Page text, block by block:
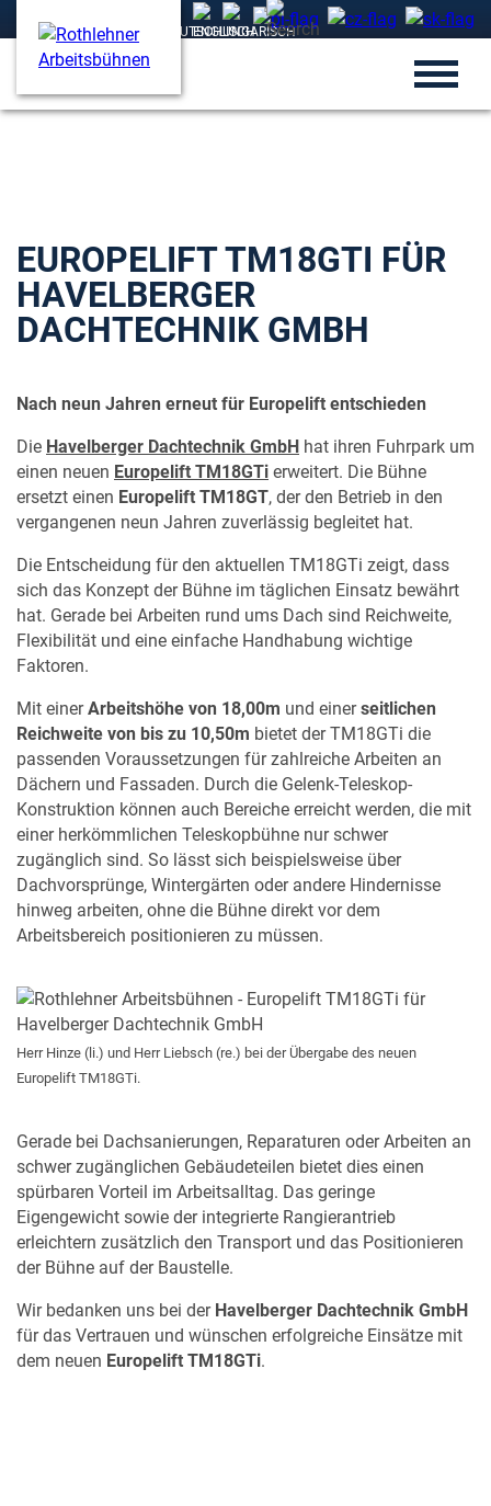
EUROPELIFT TM18GTI FÜR
HAVELBERGER
DACHTECHNIK GMBH
Nach neun Jahren erneut für Europelift entschieden
Die Havelberger Dachtechnik GmbH hat ihren Fuhrpark um
einen neuen Europelift TM18GTi erweitert. Die Bühne
ersetzt einen Europelift TM18GT, der den Betrieb in den
vergangenen neun Jahren zuverlässig begleitet hat.
Die Entscheidung für den aktuellen TM18GTi zeigt, dass
sich das Konzept der Bühne im täglichen Einsatz bewährt
hat. Gerade bei Arbeiten rund ums Dach sind Reichweite,
Flexibilität und eine einfache Handhabung wichtige
Faktoren.
Mit einerArbeitshöhe von 18,00m und einerseitlichen
Reichweite von bis zu 10,50m bietet der TM18GTi die
passenden Voraussetzungen für zahlreiche Arbeiten an
Dächern und Fassaden. Durch die Gelenk-Teleskop-
Konstruktion können auch Bereiche erreicht werden, die mit
einer herkömmlichen Teleskopbühne nur schwer
zugänglich sind. So lässt sich beispielsweise über
Dachvorsprünge, Wintergärten oder andere Hindernisse
hinweg arbeiten, ohne die Bühne direkt vor dem
Arbeitsbereich positionieren zu müssen.
Herr Hinze (li.) und Herr Liebsch (re.) bei der Übergabe des neuen
Europelift TM18GTi.
Gerade bei Dachsanierungen, Reparaturen oder Arbeiten an
schwer zugänglichen Gebäudeteilen bietet dies einen
spürbaren Vorteil im Arbeitsalltag. Das geringe
Eigengewicht sowie der integrierte Rangierantrieb
erleichtern zusätzlich den Transport und das Positionieren
der Bühne auf der Baustelle.
Wir bedanken uns bei der Havelberger Dachtechnik GmbH
für das Vertrauen und wünschen erfolgreiche Einsätze mit
dem neuen Europelift TM18GTi.